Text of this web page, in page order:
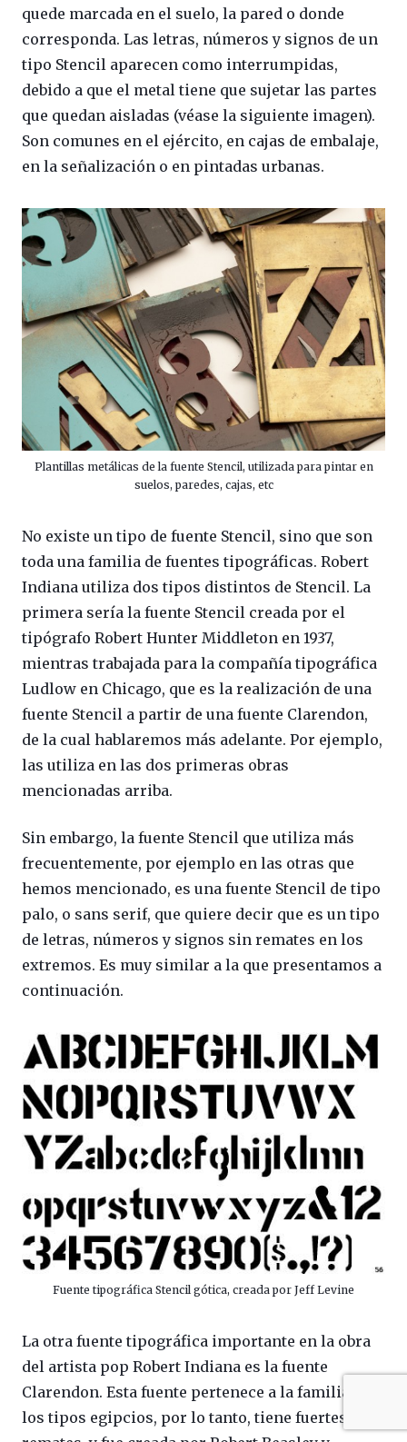
quede marcada en el suelo, la pared o donde
corresponda. Las letras, números y signos de un
tipo Stencil aparecen como interrumpidas,
debido a que el metal tiene que sujetar las partes
que quedan aisladas (véase la siguiente imagen).
Son comunes en el ejército, en cajas de embalaje,
en la señalización o en pintadas urbanas.
Plantillas metálicas de la fuente Stencil, utilizada para pintar en
suelos, paredes, cajas, etc
No existe un tipo de fuente Stencil, sino que son
toda una familia de fuentes tipográficas. Robert
Indiana utiliza dos tipos distintos de Stencil. La
primera sería la fuente Stencil creada por el
tipógrafo Robert Hunter Middleton en 1937,
mientras trabajada para la compañía tipográfica
Ludlow en Chicago, que es la realización de una
fuente Stencil a partir de una fuente Clarendon,
de la cual hablaremos más adelante. Por ejemplo,
las utiliza en las dos primeras obras
mencionadas arriba.
Sin embargo, la fuente Stencil que utiliza más
frecuentemente, por ejemplo en las otras que
hemos mencionado, es una fuente Stencil de tipo
palo, o sans serif, que quiere decir que es un tipo
de letras, números y signos sin remates en los
extremos. Es muy similar a la que presentamos a
continuación.
Fuente tipográfica Stencil gótica, creada por Jeff Levine
La otra fuente tipográfica importante en la obra
del artista pop Robert Indiana es la fuente
Clarendon. Esta fuente pertenece a la familia de
los tipos egipcios, por lo tanto, tiene fuertes